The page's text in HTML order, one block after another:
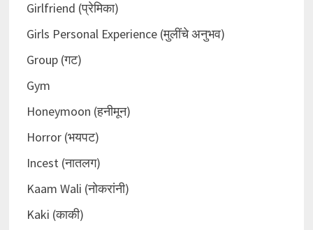
Girlfriend (प्रेमिका)
Girls Personal Experience (मुलींचे अनुभव)
Group (गट)
Gym
Honeymoon (हनीमून)
Horror (भयपट)
Incest (नातलग)
Kaam Wali (नोकरांनी)
Kaki (काकी)